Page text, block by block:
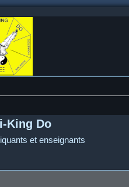
King Do
et enseignants